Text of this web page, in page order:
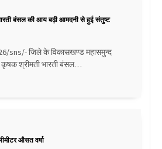
बंसल की आय बढ़ी आमदनी से हुई संतुष्ट
sns/- जिले के विकासखण्ड महासमुन्द
कृषक श्रीमती भारती बंसल…
औसत वर्षा